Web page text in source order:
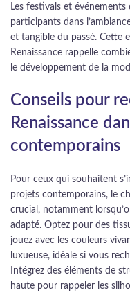
Les festivals et
participants dans
et tangible du passé. Cette
Renaissance rappelle
le développement de la
Conseils pour
Renaissance
contemporains
Pour ceux qui souhaitent
projets contemporains, le
crucial, notamment
adapté. Optez pour des
jouez avec les couleurs
luxueuse, idéale si vous
Intégrez des éléments de
haute pour rappeler les